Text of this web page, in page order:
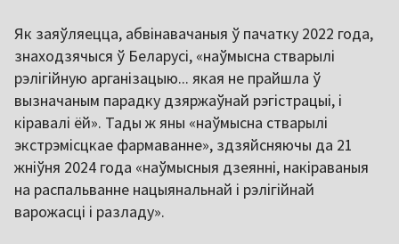
Як заяўляецца, абвінавачаныя ў пачатку 2022 года,
знаходзячыся ў Беларусі, «наўмысна стварылі
рэлігійную арганізацыю... якая не прайшла ў
вызначаным парадку дзяржаўнай рэгістрацыі, і
кіравалі ёй». Тады ж яны «наўмысна стварылі
экстрэмісцкае фармаванне», здзяйсняючы да 21
жніўня 2024 года «наўмысныя дзеянні, накіраваныя
на распальванне нацыянальнай і рэлігійнай
варожасці і разладу».